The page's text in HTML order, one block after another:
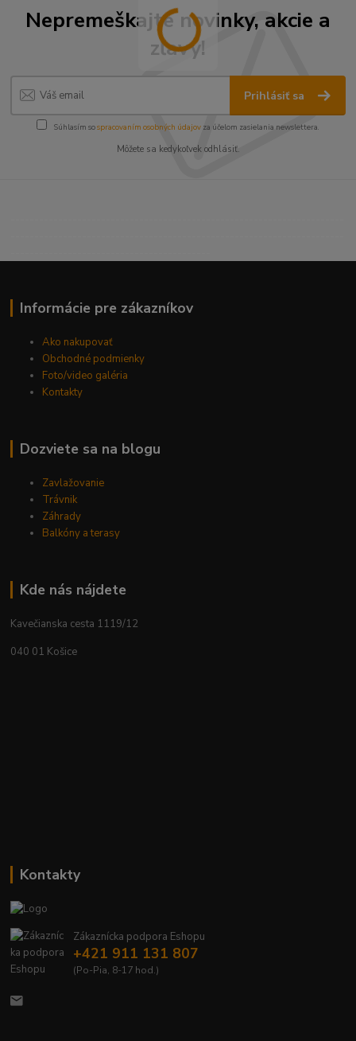
Nepremeškajte novinky, akcie a
zľavy!
Prihlásiť sa
Súhlasím sospracovaním osobných údajov za účelom zasielania newslettera.
Môžete sa kedykoľvek odhlásiť.
Informácie pre zákazníkov
Ako nakupovať
Obchodné podmienky
Foto/video galéria
Kontakty
Dozviete sa na blogu
Zavlažovanie
Trávnik
Záhrady
Balkóny a terasy
Kde nás nájdete
Kavečianska cesta 1119/12
040 01 Košice
Kontakty
Zákaznícka podpora Eshopu
+421 911 131 807
(Po-Pia, 8-17 hod.)